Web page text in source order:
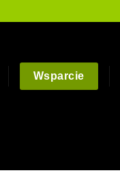
Wsparcie